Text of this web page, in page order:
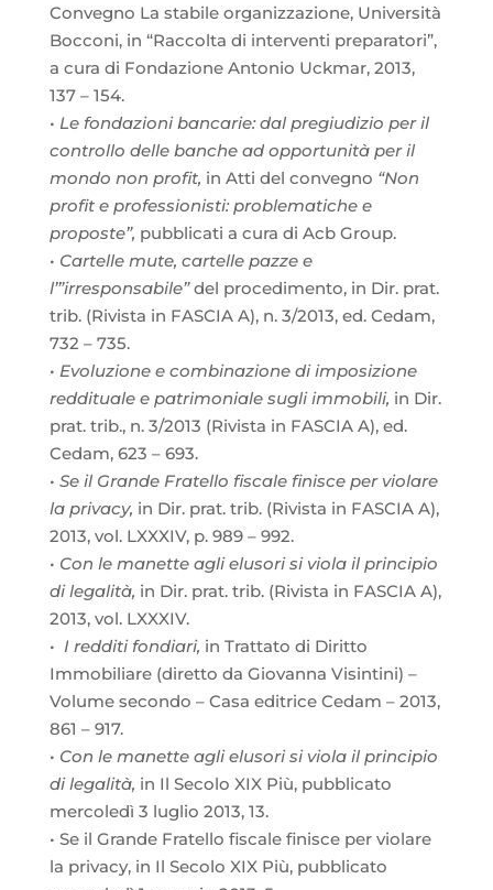
Convegno La stabile organizzazione, Università
Bocconi, in “Raccolta di interventi preparatori”,
a cura di Fondazione Antonio Uckmar, 2013,
137 – 154.
• Le fondazioni bancarie: dal pregiudizio per il
controllo delle banche ad opportunità per il
mondo non profit, in Atti del convegno “Non
profit e professionisti: problematiche e
proposte”, pubblicati a cura di Acb Group.
• Cartelle mute, cartelle pazze e
l’”irresponsabile”del procedimento, in Dir. prat.
trib. (Rivista in FASCIA A), n. 3/2013, ed. Cedam,
732 – 735.
• Evoluzione e combinazione di imposizione
reddituale e patrimoniale sugli immobili, in Dir.
prat. trib., n. 3/2013 (Rivista in FASCIA A), ed.
Cedam, 623 – 693.
• Se il Grande Fratello fiscale finisce per violare
la privacy, in Dir. prat. trib. (Rivista in FASCIA A),
2013, vol. LXXXIV, p. 989 – 992.
• Con le manette agli elusori si viola il principio
di legalità, in Dir. prat. trib. (Rivista in FASCIA A),
2013, vol. LXXXIV.
• I redditi fondiari, in Trattato di Diritto
Immobiliare (diretto da Giovanna Visintini) –
Volume secondo – Casa editrice Cedam – 2013,
861 – 917.
• Con le manette agli elusori si viola il principio
di legalità, in Il Secolo XIX Più, pubblicato
mercoledì 3 luglio 2013, 13.
• Se il Grande Fratello fiscale finisce per violare
la privacy, in Il Secolo XIX Più, pubblicato